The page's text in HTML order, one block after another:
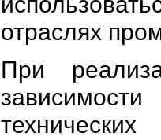
отраслях
При